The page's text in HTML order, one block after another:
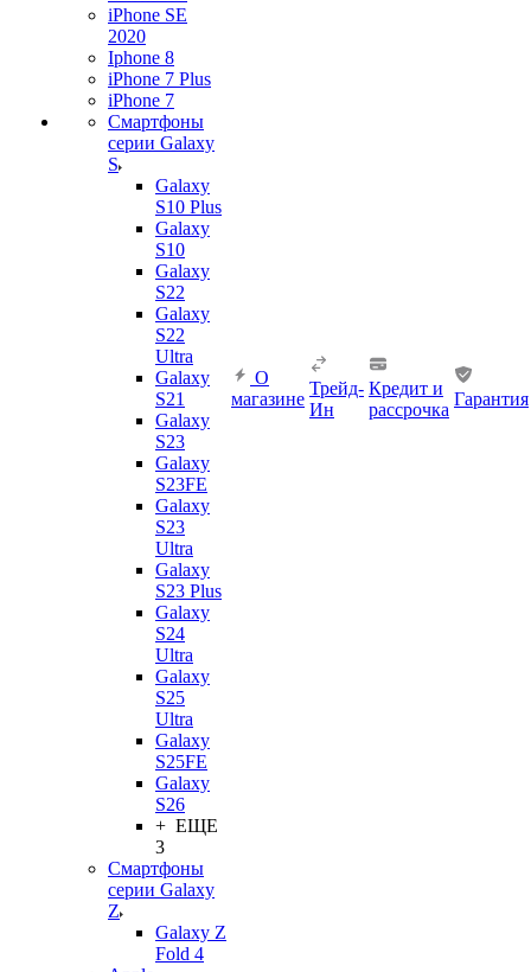
iPhone SE
2020
Iphone 8
iPhone 7 Plus
iPhone 7
Смартфоны
серии Galaxy
S
Galaxy
S10 Plus
Galaxy
S10
Galaxy
S22
Galaxy
S22
Ultra
Galaxy
S21
Galaxy
S23
Galaxy
S23FE
Galaxy
S23
Ultra
Galaxy
S23 Plus
Galaxy
S24
Ultra
Galaxy
S25
Ultra
Galaxy
S25FE
Galaxy
S26
+ ЕЩЕ
3
Смартфоны
серии Galaxy
Z
Galaxy Z
Fold 4
О
магазине
Трейд-
Ин
Кредит и
рассрочка
Гарантия